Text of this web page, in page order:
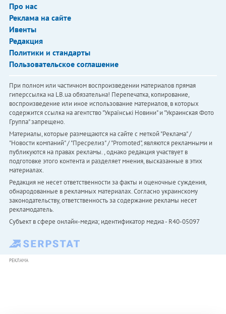
Про нас
Реклама на сайте
Ивенты
Редакция
Политики и стандарты
Пользовательское соглашение
При полном или частичном воспроизведении материалов прямая
гиперссылка на LB.ua обязательна! Перепечатка, копирование,
воспроизведение или иное использование материалов, в которых
содержится ссылка на агентство "Українськi Новини" и "Украинская Фото
Группа" запрещено.
Материалы, которые размещаются на сайте с меткой "Реклама" /
"Новости компаний" / "Пресрелиз" / "Promoted", являются рекламными и
публикуются на правах рекламы. , однако редакция участвует в
подготовке этого контента и разделяет мнения, высказанные в этих
материалах.
Редакция не несет ответственности за факты и оценочные суждения,
обнародованные в рекламных материалах. Согласно украинскому
законодательству, ответственность за содержание рекламы несет
рекламодатель.
Субъект в сфере онлайн-медиа; идентификатор медиа - R40-05097
РЕКЛАМА